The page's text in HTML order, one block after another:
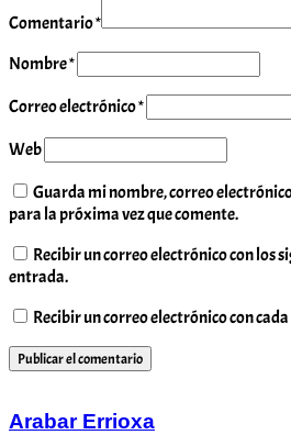
Comentario*
Nombre*
Correo electrónico*
Web
Guarda mi nombre, correo
para la próxima vez que comente.
Recibir un correo electrónico con los
entrada.
Recibir un correo electrónico con
Arabar Errioxa